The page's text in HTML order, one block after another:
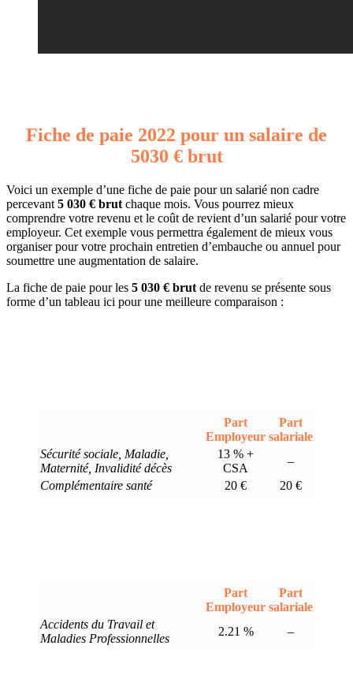
Fiche de paie 2022 pour un salaire de
5030 € brut
Voici un exemple d’une fiche de paie pour un salarié non cadre
percevant 5 030 € brut chaque mois. Vous pourrez mieux
comprendre votre revenu et le coût de revient d’un salarié pour votre
employeur. Cet exemple vous permettra également de mieux vous
organiser pour votre prochain entretien d’embauche ou annuel pour
soumettre une augmentation de salaire.
La fiche de paie pour les 5 030 € brut de revenu se présente sous
forme d’un tableau ici pour une meilleure comparaison :
Part
Employeur
Part
salariale
Sécurité sociale, Maladie,
Maternité, Invalidité décès
13 % +
CSA
–
Complémentaire santé
20 € 20 €
Part
Employeur
Part
salariale
Accidents du Travail et
Maladies Professionnelles
2.21 % –